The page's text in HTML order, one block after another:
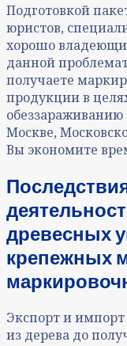
Подготовкой
юристов,
хорошо
данной
получаете
продукции в
Москве,
Вы экономите
древесных
крепежных
Экспорт и
из дерева до